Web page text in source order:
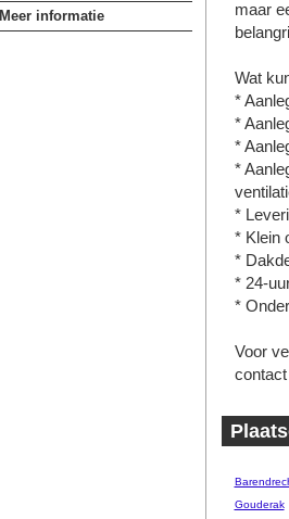
Meer informatie
maar
Wat
*
*
*
*
*
* Klein
*
* 24-
*
Voor
contact
Gouderak